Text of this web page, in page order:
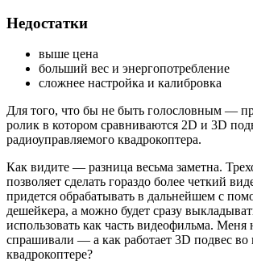
Недостатки
выше цена
больший вес и энергопотребление
сложнее настройка и калибровка
Для того, что бы не быть голословным —
ролик в котором сравниваются 2D и 3D
радиоуправляемого квадрокоптера.
Как видите — разница весьма заметна.
позволяет сделать гораздо более четкий
придется обрабатывать в дальнейшем с
дешейкера, а можно будет сразу
использовать как часть видеофильма. Меня
спрашивали — а как работает 3D подвес во
квадрокоптере?